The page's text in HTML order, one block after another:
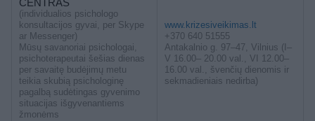
CENTRAS
(individualios psichologo
konsultacijos gyvai, per Skype
ar Messenger)
Mūsų savanoriai psichologai,
psichoterapeutai šešias dienas
per savaitę budėjimų metu
teikia skubią psichologinę
pagalbą sudėtingas gyvenimo
situacijas išgyvenantiems
žmonėms
www.krizesiveikimas.lt
+370 640 51555
Antakalnio g. 97–47, Vilnius (I–
V 16.00– 20.00 val., VI 12.00–
16.00 val., švenčių dienomis ir
sekmadieniais nedirba)